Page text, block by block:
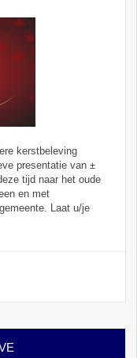
kerstbeleving
presentatie van ±
tijd naar het oude
en met
Laat u/je